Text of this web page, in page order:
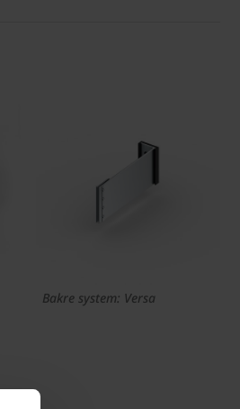
Bakre system: Versa